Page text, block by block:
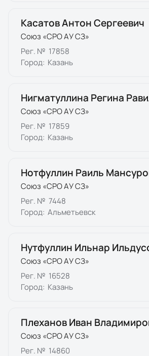
Касатов Антон Сергеевич
Союз «СРО АУ СЗ»
Рег. № 17858
Город: Казань
Нигматуллина Регина
Союз «СРО АУ СЗ»
Рег. № 17859
Город: Казань
Нотфуллин Раиль
Союз «СРО АУ СЗ»
Рег. № 7448
Город: Альметьевск
Нутфуллин Ильнар
Союз «СРО АУ СЗ»
Рег. № 16528
Город: Казань
Плеханов Иван
Союз «СРО АУ СЗ»
Рег. № 14860